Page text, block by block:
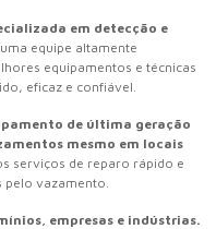
em detecção e
equipe altamente
equipamentos e técnicas
eficaz e confiável.
de última geração
mesmo em locais
serviços de reparo rápido e
vazamento.
empresas e indústrias.